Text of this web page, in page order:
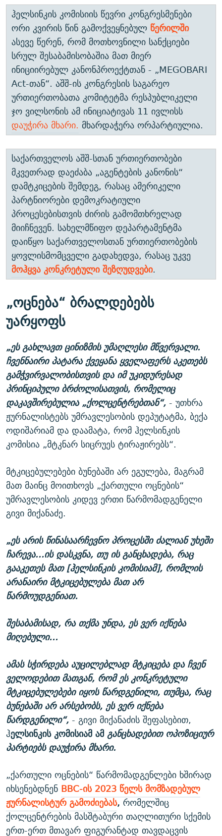
ჰელსინკის კომისიის წევრი კონგრესმენები
ორი კვირის წინ გამოქვეყნებულ წერილში
ასევე წერენ, რომ მოთხოვნილი სანქციები
სრულ შესაბამისობაშია მათ მიერ
ინიციირებულ კანონპროექტთან - „MEGOBARI
Act-თან“. აშშ-ის კონგრესის საგარეო
ურთიერთობათა კომიტეტმა რესპუბლიკელი
ჯო ვილსონის ამ ინიციატივას 11 ივლისს
დაუჭირა მხარი. მხარდაჭერა ორპარტიულია.
საქართველოს აშშ-სთან ურთიერთობები
მკვეთრად დაეძაბა „აგენტების კანონის“
დამტკიცების შემდეგ, რასაც ამერიკელი
პარტნიორები დემოკრატიული
პროცესებისთვის ძირის გამომთხრელად
მიიჩნევენ. სახელმწიფო დეპარტამენტმა
დაიწყო საქართველოსთან ურთიერთობების
ყოვლისმომცველი გადახედვა, რასაც უკვე
მოჰყვა კონკრეტული შეზღუდვები.
„ოცნება“ ბრალდებებს
უარყოფს
„ესგახლავთ ცინიზმისუმაღლესი მწვერვალი.
ჩვენნაირი პატარაქვეყანაყველაფერს აკეთებს
გამჭვირვალობისთვის და იმუკიდურესად
პრინციპული ბრძოლისათვის, რომელიც
დაკავშირებულია„ქოლცენტრებთან“,- უთხრა
ჟურნალისტებს უმრავლესობის დეპუტატმა, ბექა
ოდიშარიამ და დაამატა, რომ ჰელსინკის
კომისია „მტკნარ სიცრუეს ტირაჟირებს“.
მტკიცებულებები ბუნებაში არ ეგულება, მაგრამ
მათ მაინც მოითხოვს „ქართული ოცნების“
უმრავლესობის კიდევ ერთი წარმომადგენელი
გივი მიქანაძე.
„ეს არის წინასაარჩევნო პროცესში ძალიან უხეში
ჩარევა...ის დასკვნა, თუ ის განცხადება, რაც
გააკეთეს მათ [ჰელსინკის კომისიამ], რომლის
არანაირი მტკიცებულება მათ არ
წარმოუდგენიათ.
შესაბამისად, რა თქმა უნდა, ეს ვერ იქნება
მიღებული...
ამას სჭირდება აუცილებლად მტკიცება და ჩვენ
ველოდებით მათგან, რომ ეს კონკრეტული
მტკიცებულებები იყოს წარდგენილი, თუმცა, რაც
ბუნებაში არ არსებობს, ეს ვერ იქნება
წარდგენილი“,- გივი მიქანაძის შეფასებით,
ჰელსინკის კომისიამ ამგანცხადებით ოპოზიციურ
პარტიებს დაუჭირა მხარი.
„ქართული ოცნების“ წარმომადგენლები ხშირად
იხსენებდნენ BBC-ის 2023 წელს მომზადებულ
ჟურნალისტურ გამოძიებას,რომელშიც
ქოლცენტრების მასშტაბური თაღლითური სქემის
ერთ-ერთ მთავარ ფიგურანტად თავდაცვის